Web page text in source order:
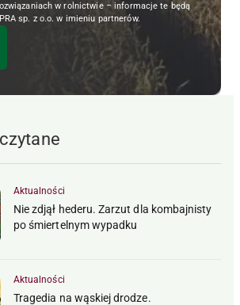
w rolnictwie – informacje te będą
sp. z o.o. w imieniu partnerów.
Aktualności
Nie zdjął hederu. Zarzut dla kombajnisty
po śmiertelnym wypadku
Aktualności
Tragedia na wąskiej drodze.